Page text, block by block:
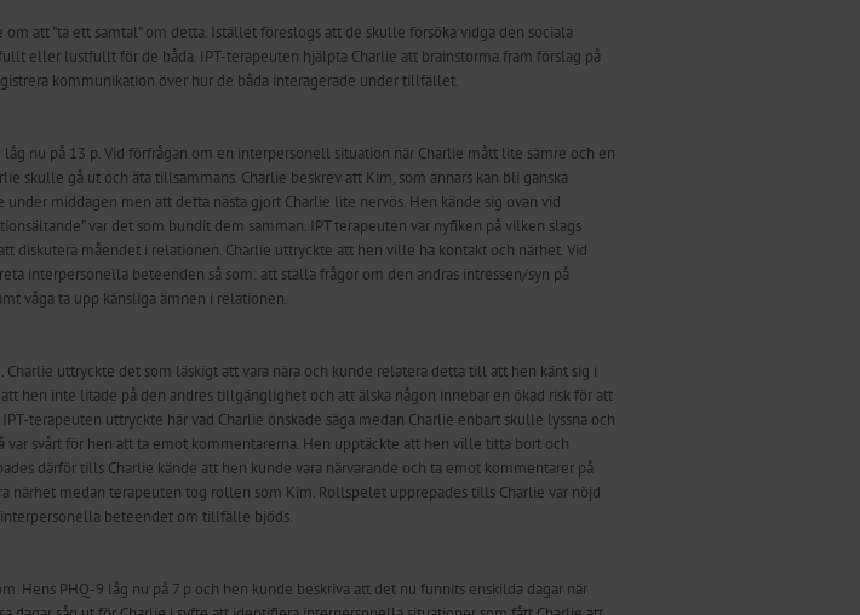
att ”ta ett samtal” om detta. Istället föreslogs att de skulle försöka vidga den sociala
eller lustfullt för de båda. IPT-terapeuten hjälpta Charlie att brainstorma fram förslag på
kommunikation över hur de båda interagerade under tillfället.
nu på 13 p. Vid förfrågan om en interpersonell situation när Charlie mått lite sämre och en
gå ut och äta tillsammans. Charlie beskrev att Kim, som annars kan bli ganska
middagen men att detta nästa gjort Charlie lite nervös. Hen kände sig ovan vid
var det som bundit dem samman. IPT terapeuten var nyfiken på vilken slags
diskutera måendet i relationen. Charlie uttryckte att hen ville ha kontakt och närhet. Vid
interpersonella beteenden så som: att ställa frågor om den andras intressen/syn på
våga ta upp känsliga ämnen i relationen.
uttryckte det som läskigt att vara nära och kunde relatera detta till att hen känt sig i
hen inte litade på den andres tillgänglighet och att älska någon innebar en ökad risk för att
terapeuten uttryckte här vad Charlie önskade säga medan Charlie enbart skulle lyssna och
svårt för hen att ta emot kommentarerna. Hen upptäckte att hen ville titta bort och
därför tills Charlie kände att hen kunde vara närvarande och ta emot kommentarer på
närhet medan terapeuten tog rollen som Kim. Rollspelet upprepades tills Charlie var nöjd
beteendet om tillfälle bjöds.
Hens PHQ-9 låg nu på 7 p och hen kunde beskriva att det nu funnits enskilda dagar när